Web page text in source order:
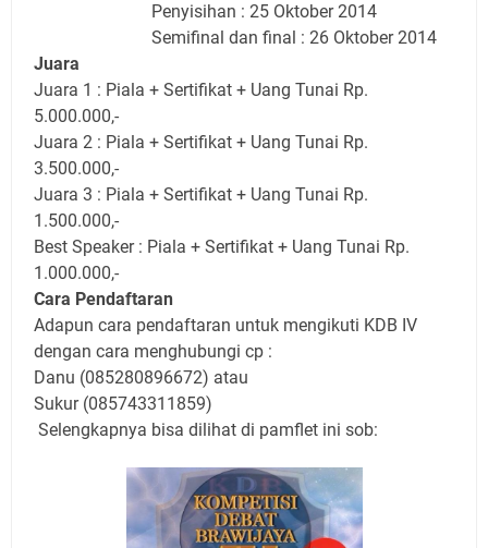
Penyisihan : 25 Oktober 2014
Semifinal dan final : 26 Oktober 2014
Juara
Juara 1 : Piala + Sertifikat + Uang Tunai Rp.
5.000.000,-
Juara 2 : Piala + Sertifikat + Uang Tunai Rp.
3.500.000,-
Juara 3 : Piala + Sertifikat + Uang Tunai Rp.
1.500.000,-
Best Speaker : Piala + Sertifikat + Uang Tunai Rp.
1.000.000,-
Cara Pendaftaran
Adapun cara pendaftaran untuk mengikuti KDB IV
dengan cara menghubungi cp :
Danu (085280896672) atau
Sukur (085743311859)
Selengkapnya bisa dilihat di pamflet ini sob: